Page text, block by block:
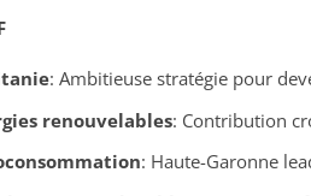
: Ambitieuse stratégie pour
renouvelables: Contribution
: Haute-Garonne